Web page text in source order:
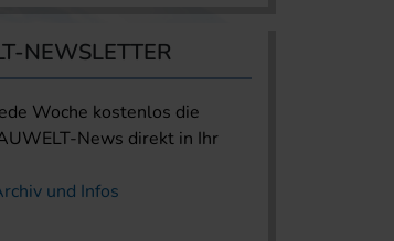
NEWSLETTER
Woche kostenlos die
News direkt in Ihr
und Infos